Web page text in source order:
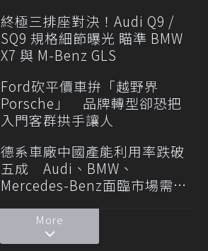
終極三排座對決！Audi Q9 /
SQ9 規格細節曝光 瞄準 BMW
X7 與 M-Benz GLS
Ford砍平價車拚「越野界
Porsche」 品牌轉型卻恐把
入門客群拱手讓人
德系車廠中國產能利用率跌破
五成 Audi、BMW、
Mercedes-Benz面臨市場需求
More